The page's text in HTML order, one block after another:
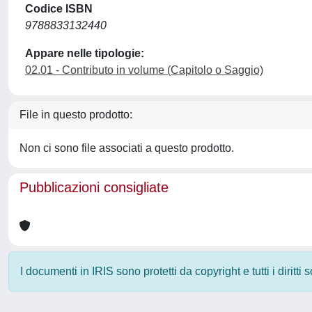
Codice ISBN
9788833132440
Appare nelle tipologie:
02.01 - Contributo in volume (Capitolo o Saggio)
File in questo prodotto:
Non ci sono file associati a questo prodotto.
Pubblicazioni consigliate
I documenti in IRIS sono protetti da copyright e tutti i diritti